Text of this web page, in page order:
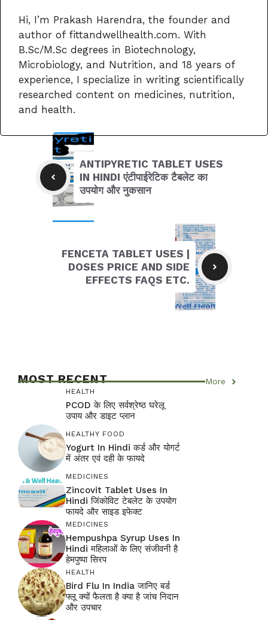
Hi, I’m Prakash Harendra, the founder and
author of fittandwellhealth.com. With
B.Sc/M.Sc degrees in Biotechnology,
Microbiology, and Nutrition, and 18 years of
experience, I specialize in writing scientifically
researched content on medicines, nutrition,
and health.
ANTIPYRETIC TABLET USES
IN HINDI एंटीपाईरेटिक टैबलेट का
उपयोग और नुकसान
FENCETA TABLET USES |
DOSES PRICE AND SIDE
EFFECTS FAQS ETC.
MOST RECENT More
HEALTH
PCOD के लिए सर्वश्रेष्ठ घरेलू
उपाय और डाइट प्लान
HEALTHY FOOD
Yogurt In Hindi कर्ड और योगर्ट
में अंतर एवं दही के फायदे
MEDICINES
Zincovit Tablet Uses In
Hindi जिंकोविट टेबलेट के उपयोग
फायदे और साइड इफेक्ट
MEDICINES
Hempushpa Syrup Uses In
Hindi महिलाओं के लिए संजीवनी है
हेमपुष्पा सिरप
HEALTH
Bird Flu In India जानिए बर्ड
फ्लू क्यों फैलता है क्या है जांच निदान
और उपचार